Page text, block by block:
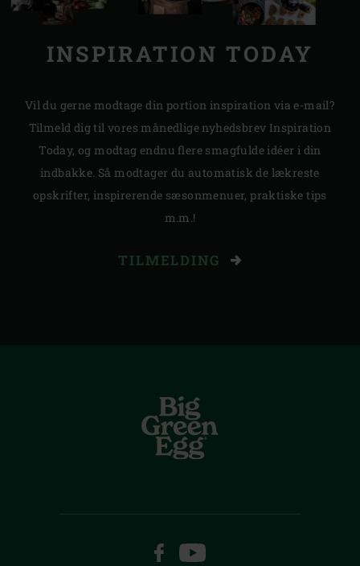
INSPIRATION TODAY
Vil du gerne modtage din portion inspiration via e-mail?
Tilmeld dig til vores månedlige nyhedsbrev Inspiration
Today, og modtag endnu flere smagfulde idéer i din
indbakke. Så modtager du automatisk de lækreste
opskrifter, inspirerende sæsonmenuer, praktiske tips
m.m.!
TILMELDING
FACEBOOKYOUTUBE